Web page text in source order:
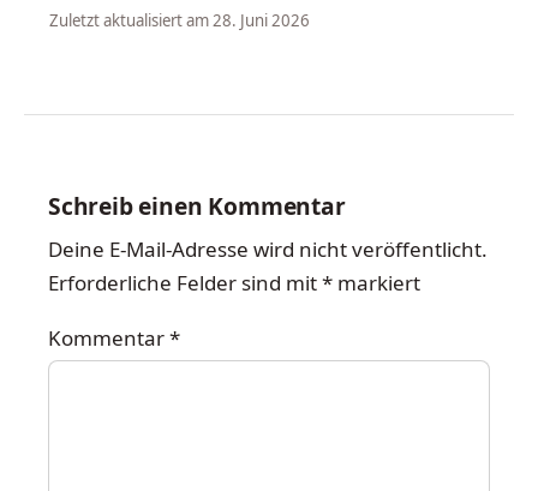
Zuletzt aktualisiert am 28. Juni 2026
Schreib einen Kommentar
Deine E-Mail-Adresse wird nicht veröffentlicht.
Erforderliche Felder sind mit* markiert
Kommentar*